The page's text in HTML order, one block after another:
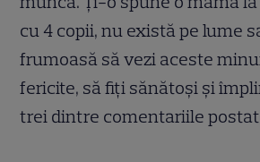
cu 4 copii, nu există pe lume
frumoasă să vezi aceste
fericite, să fiți sănătoși și
trei dintre comentariile